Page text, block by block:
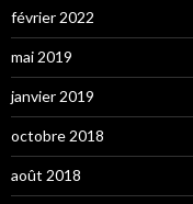
février 2022
mai 2019
janvier 2019
octobre 2018
août 2018